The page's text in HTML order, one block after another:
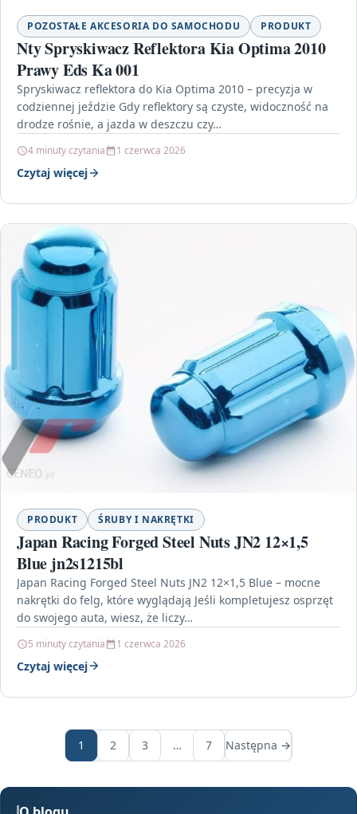
POZOSTAŁE AKCESORIA DO SAMOCHODU PRODUKT
Nty Spryskiwacz Reflektora Kia Optima 2010
Prawy Eds Ka 001
Spryskiwacz reflektora do Kia Optima 2010 – precyzja w
codziennej jeździe Gdy reflektory są czyste, widoczność na
drodze rośnie, a jazda w deszczu czy…
4 minuty czytania 1 czerwca 2026
Czytaj więcej
PRODUKT ŚRUBY I NAKRĘTKI
Japan Racing Forged Steel Nuts JN2 12×1,5
Blue jn2s1215bl
Japan Racing Forged Steel Nuts JN2 12×1,5 Blue – mocne
nakrętki do felg, które wyglądają Jeśli kompletujesz osprzęt
do swojego auta, wiesz, że liczy…
5 minuty czytania 1 czerwca 2026
Czytaj więcej
1 2 3 … 7 Następna →